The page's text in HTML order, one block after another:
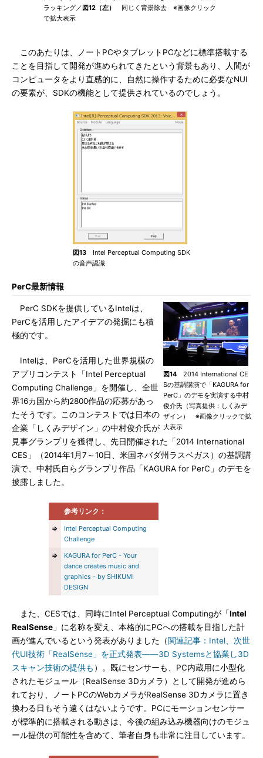
ラッキング／ 図12（左）
同じく背景除去 ※画像クリック
で拡大表示
このあたりは、ノートPCやタブレットPCなどに標準搭載する
ことを目指して開発が進められてきたという背景もあり、人間が
コンピュータをより直感的に、自然に操作するために必要なNUI
の要素が、SDKの機能として提供されているのでしょう。
図13 Intel Perceptual Computing SDK
の音声認識
PerC最新情報
図14 2014 International CE
Sの基調講演で「KAGURA for
PerC」のデモを実演する中村
俊介氏（写真提供：しくみデ
ザイン） ※画像クリックで拡
大表示
PerC SDKを提供しているIntelは、
PerCを活用したアイデアの発掘にも積
極的です。
Intelは、PerCを活用した世界規模の
アプリコンテスト「Intel Perceptual
Computing Challenge」を開催し、全世
界16カ国から約2800作品の応募があっ
たそうです。このコンテストでは日本の
企業「しくみデザイン」の中村俊介氏が
見事グランプリを獲得し、先日開催された「2014 International
CES」（2014年1月7～10日、米国ネバダ州ラスベガス）の基調講
演で、中村氏自らグランプリ作品「KAGURA for PerC」のデモを
披露しました。
参考リンク：
⇒
Intel Perceptual Computing
Challenge
⇒
KAGURA for PerC - Your
dance creates music and
graphics - by SHIKUMI
DESIGN
また、CESでは、同時にIntel Perceptual Computingが「Intel
RealSense 」に名称を変え、本格的にPCへの搭載を目指した計
画が進んでいるという発表がありました（関連記事：Intel、次世
代UI技術「RealSense」を正式発表――3D Systemsと協業し3D
スキャン技術の提供も ）。既にセンサーも、PC内蔵用に小型化
されたモジュール（RealSense 3Dカメラ）として開発が進めら
れており、ノートPCのWebカメラがRealSense 3Dカメラに置き
換わる日もそう遠くはないようです。PCにモーションセンサー
が標準的に搭載される動きは、今後の組み込み機器向けのモジュ
ール提供の可能性を含めて、筆者自身も非常に注目しています。